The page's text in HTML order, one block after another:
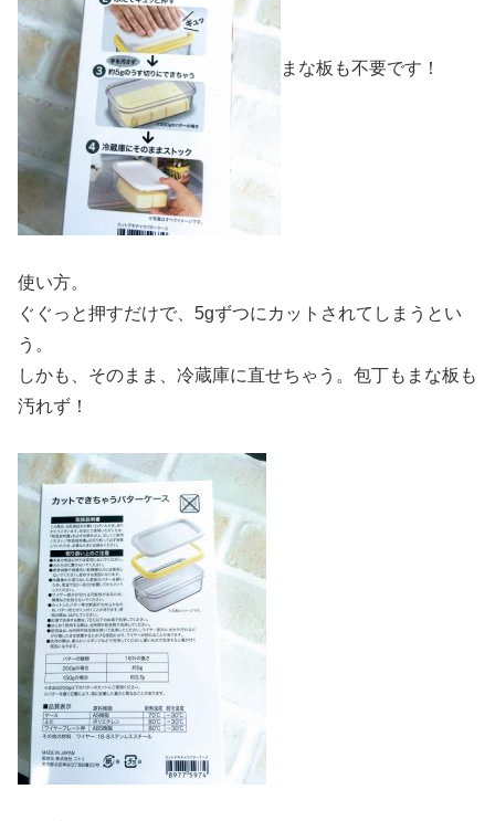
まな板も不要です！
使い方。
ぐぐっと押すだけで、5gずつにカットされてしまうとい
う。
しかも、そのまま、冷蔵庫に直せちゃう。包丁もまな板も
汚れず！